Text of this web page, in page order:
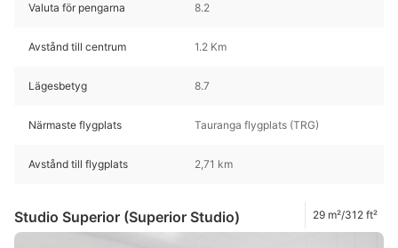
Valuta för pengarna 8.2
Avstånd till centrum 1.2 Km
Lägesbetyg 8.7
Närmaste flygplats Tauranga flygplats (TRG)
Avstånd till flygplats 2,71 km
Studio Superior (Superior Studio) 29 m²/312 ft²